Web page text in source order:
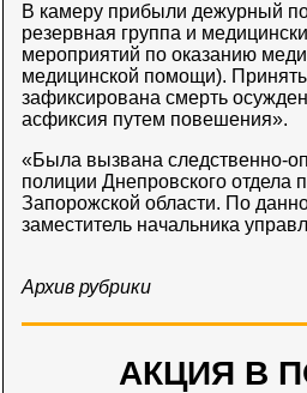
В камеру прибыли дежурный
резервная группа и
мероприятий по оказанию
медицинской помощи).
зафиксирована смерть
асфиксия путем повешения».
«Была вызвана следственно-
полиции Днепровского отдела
Запорожской области. По
заместитель начальника
Архив рубрики
АКЦИЯ В